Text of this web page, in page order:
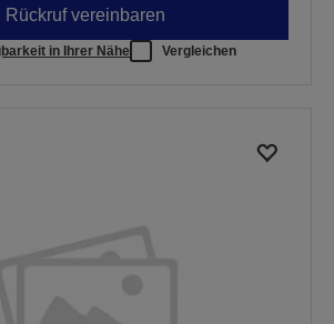
Rückruf vereinbaren
in Ihrer Nähe Vergleichen